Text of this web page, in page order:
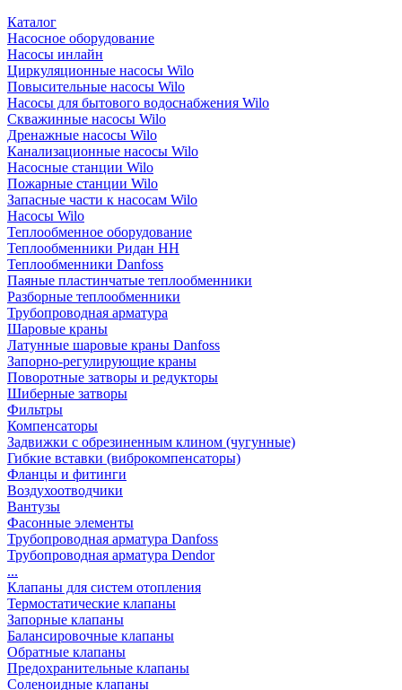
Каталог
Насосное оборудование
Насосы инлайн
Циркуляционные насосы Wilo
Повысительные насосы Wilo
Насосы для бытового водоснабжения Wilo
Скважинные насосы Wilo
Дренажные насосы Wilo
Канализационные насосы Wilo
Насосные станции Wilo
Пожарные станции Wilo
Запасные части к насосам Wilo
Насосы Wilo
Теплообменное оборудование
Теплообменники Ридан НН
Теплообменники Danfoss
Паяные пластинчатые теплообменники
Разборные теплообменники
Трубопроводная арматура
Шаровые краны
Латунные шаровые краны Danfoss
Запорно-регулирующие краны
Поворотные затворы и редукторы
Шиберные затворы
Фильтры
Компенсаторы
Задвижки с обрезиненным клином (чугунные)
Гибкие вставки (виброкомпенсаторы)
Фланцы и фитинги
Воздухоотводчики
Вантузы
Фасонные элементы
Трубопроводная арматура Danfoss
Трубопроводная арматура Dendor
...
Клапаны для систем отопления
Термостатические клапаны
Запорные клапаны
Балансировочные клапаны
Обратные клапаны
Предохранительные клапаны
Соленоидные клапаны